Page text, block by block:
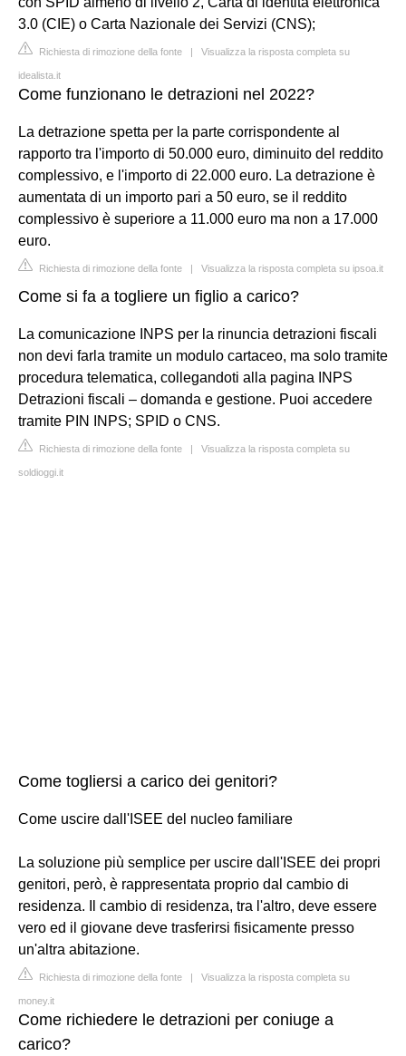
3.0 (CIE) o Carta Nazionale dei Servizi (CNS);
Richiesta di rimozione della fonte | Visualizza la risposta completa su
idealista.it
Come funzionano le detrazioni nel 2022?
La detrazione spetta per la parte corrispondente al
rapporto tra l'importo di 50.000 euro, diminuito del reddito
complessivo, e l'importo di 22.000 euro. La detrazione è
aumentata di un importo pari a 50 euro, se il reddito
complessivo è superiore a 11.000 euro ma non a 17.000
euro.
Richiesta di rimozione della fonte | Visualizza la risposta completa su ipsoa.it
Come si fa a togliere un figlio a carico?
La comunicazione INPS per la rinuncia detrazioni fiscali
non devi farla tramite un modulo cartaceo, ma solo tramite
procedura telematica, collegandoti alla pagina INPS
Detrazioni fiscali – domanda e gestione. Puoi accedere
tramite PIN INPS; SPID o CNS.
Richiesta di rimozione della fonte | Visualizza la risposta completa su
soldioggi.it
Come togliersi a carico dei genitori?
Come uscire dall'ISEE del nucleo familiare
La soluzione più semplice per uscire dall'ISEE dei propri
genitori, però, è rappresentata proprio dal cambio di
residenza. Il cambio di residenza, tra l'altro, deve essere
vero ed il giovane deve trasferirsi fisicamente presso
un'altra abitazione.
Richiesta di rimozione della fonte | Visualizza la risposta completa su
money.it
Come richiedere le detrazioni per coniuge a
carico?